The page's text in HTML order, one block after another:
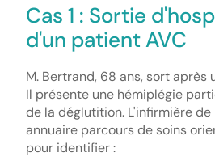
Cas 1 : Sortie
d'un patient AVC
M. Bertrand, 68 ans, sort après
Il présente une hémiplégie
de la déglutition. L'infirmière
annuaire parcours de soins
pour identifier :